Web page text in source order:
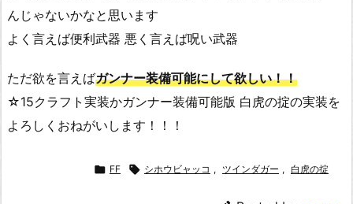
んじゃないかなと思います
よく言えば便利武器 悪く言えば呪い武器
ただ欲を言えばガンナー装備可能にして欲しい！！
☆15クラフト実装かガンナー装備可能版 白虎の掟の実装を
よろしくおねがいします！！！
 FF  シホウビャッコ , ツインダガー , 白虎の掟